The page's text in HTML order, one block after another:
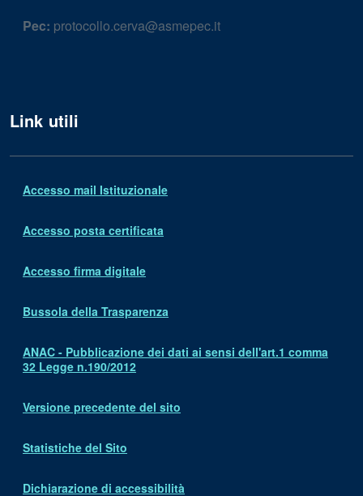
Pec: protocollo.cerva@asmepec.it
Link utili
Accesso mail Istituzionale
Accesso posta certificata
Accesso firma digitale
Bussola della Trasparenza
ANAC - Pubblicazione dei dati ai sensi dell'art.1 comma
32 Legge n.190/2012
Versione precedente del sito
Statistiche del Sito
Dichiarazione di accessibilità